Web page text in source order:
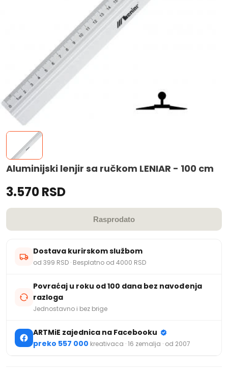
Aluminijski lenjir sa ručkom LENIAR - 100 cm
3.570 RSD
Rasprodato
Dostava kurirskom službom
od 399 RSD · Besplatno od 4000 RSD
Povraćaj u roku od 100 dana bez navođenja
razloga
Jednostavno i bez brige
ARTMiE zajednica na Facebooku
preko 557 000 kreativaca · 16 zemalja · od 2007